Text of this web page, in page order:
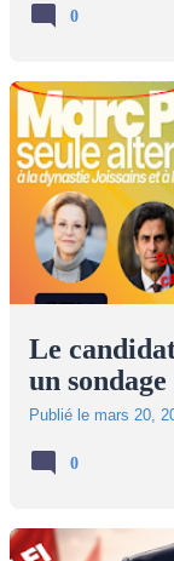
0
Le
un
Publié le mars 20,
0